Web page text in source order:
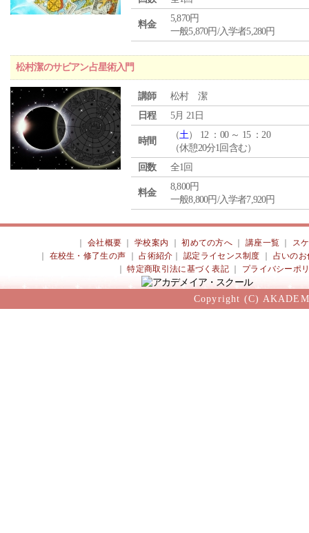
料金
5,870円
一般5,870円/入学者5,280円
松村潔のサビアン占星術入門
講師
松村 潔
日程
5月 21日
時間
（土） 12 ：00 ～ 15 ：20
（休憩20分1回含む）
回数
全1回
料金
8,800円
一般8,800円/入学者7,920円
会社概要 ｜学校案内 ｜初めての方へ 講座一覧
ス
在校生・修了生の声 ｜占術紹介 ｜認定ライセンス制度
占いのお
｜特定商取引法に基づく表記 プライバシーポ
Copyright (C)